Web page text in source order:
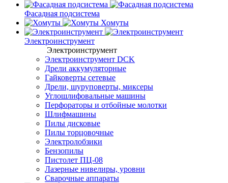
Фасадная подсистема
Хомуты
Электроинструмент
Электроинструмент
Электроинструмент DCK
Дрели аккумуляторные
Гайковерты сетевые
Дрели, шуруповерты, миксеры
Углошлифовальные машины
Перфораторы и отбойные молотки
Шлифмашины
Пилы дисковые
Пилы торцовочные
Электролобзики
Бензопилы
Пистолет ПЦ-08
Лазерные нивелиры, уровни
Сварочные аппараты